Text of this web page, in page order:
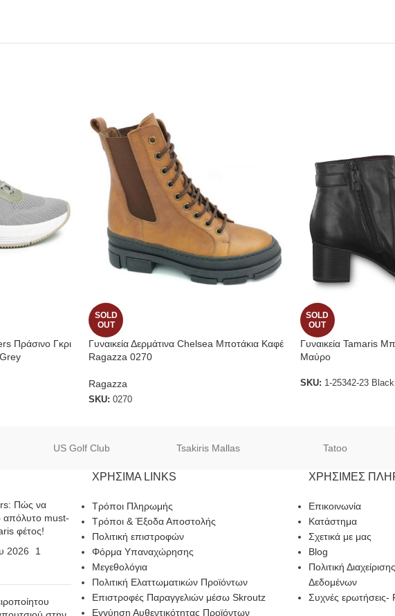
Πράσινο Γκρι
SOLD
OUT
Γυναικεία Δερμάτινα Chelsea Μποτάκια Καφέ
Ragazza 0270
Ragazza
SKU: 0270
SOLD
OUT
Γυναικεία Tamaris
Μαύρο
SKU: 1-25342-23 Black
US Golf Club Tsakiris Mallas Tatoo
Πώς να
απόλυτο must-
φέτος!
2026
1
ΧΡΗΣΙΜΑ LINKS
Τρόποι Πληρωμής
Τρόποι & Έξοδα Αποστολής
Πολιτική επιστροφών
Φόρμα Υπαναχώρησης
Μεγεθολόγια
Πολιτική Ελαττωματικών Προϊόντων
Επιστροφές Παραγγελιών μέσω Skroutz
Εγγύηση Αυθεντικότητας Προϊόντων
ΧΡΉΣΙΜΕΣ
Επικοινωνία
Κατάστημα
Σχετικά με μας
Blog
Πολιτική
Δεδομένων
Συχνές ερωτήσεις-